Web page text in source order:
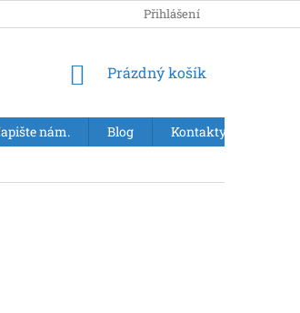
Přihlášení
NÁKUPNÍ
Prázdný košík
nám. Blog Kontakty